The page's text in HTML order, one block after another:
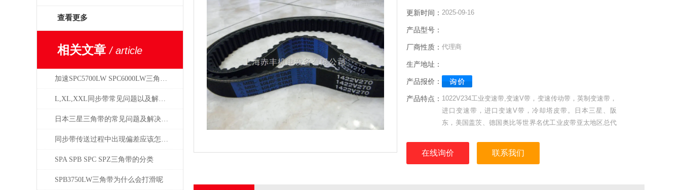
查看更多
相关文章/ article
加速SPC5700LW SPC6000LW三角带老化的因素
L,XL,XXL同步带常见问题以及解决方案
日本三星三角带的常见问题及解决方案
同步带传送过程中出现偏差应该怎样进行调整？
SPA SPB SPC SPZ三角带的分类
SPB3750LW三角带为什么会打滑呢
更新时间： 2025-09-16
产品型号：
厂商性质： 代理商
生产地址：
产品报价：
产品特点： 1022V234工业变速带,变速V带，变速传动带，英制变速带，
进口变速带，进口变速V带，冷却塔皮带。日本三星、阪
东，美国盖茨、德国奥比等世界名优工业皮带亚太地区总代
在线询价 联系我们